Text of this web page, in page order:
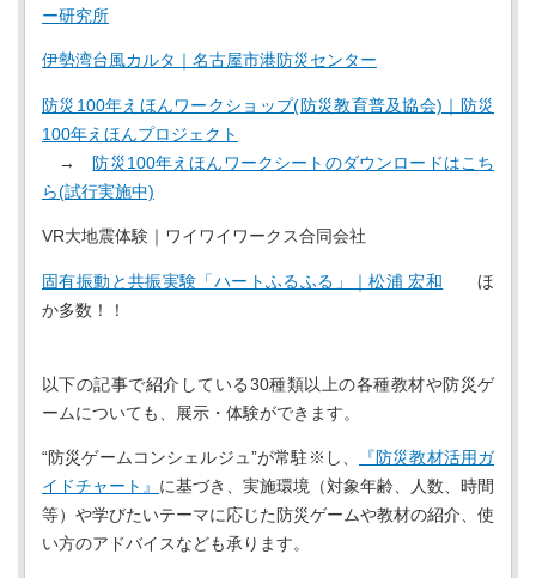
ー研究所
伊勢湾台風カルタ｜名古屋市港防災センター
防災100年えほんワークショップ(防災教育普及協会)｜防災
100年えほんプロジェクト
→
防災100年えほんワークシートのダウンロードはこち
ら(試行実施中)
VR大地震体験｜ワイワイワークス合同会社
固有振動と共振実験「ハートふるふる」｜松浦 宏和
ほ
か多数！！
以下の記事で紹介している30種類以上の各種教材や防災ゲ
ームについても、展示・体験ができます。
“防災ゲームコンシェルジュ”が常駐※し、
『防災教材活用ガ
イドチャート』 に基づき、実施環境（対象年齢、人数、時間
等）や学びたいテーマに応じた防災ゲームや教材の紹介、使
い方のアドバイスなども承ります。